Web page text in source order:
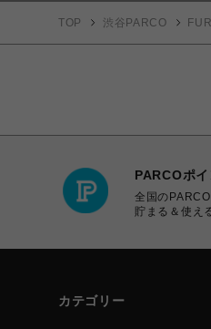
TOP 渋谷PARCO
PARCOポイ
全国の
貯まる＆使え
カテゴリー